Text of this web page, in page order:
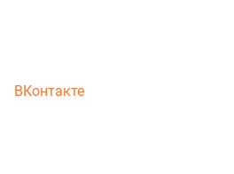
ВКонтакте